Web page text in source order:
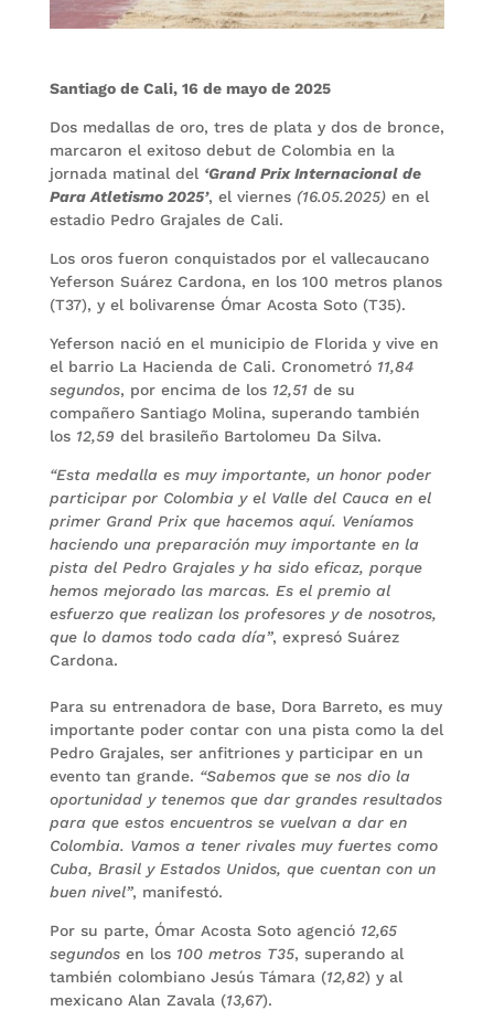
Santiago de Cali, 16 de mayo de 2025
Dos medallas de oro, tres de plata y dos de bronce,
marcaron el exitoso debut de Colombia en la
jornada matinal del ‘Grand Prix Internacional de
Para Atletismo 2025’, el viernes (16.05.2025)en el
estadio Pedro Grajales de Cali.
Los oros fueron conquistados por el vallecaucano
Yeferson Suárez Cardona, en los 100 metros planos
(T37), y el bolivarense Ómar Acosta Soto (T35).
Yeferson nació en el municipio de Florida y vive en
el barrio La Hacienda de Cali. Cronometró 11,84
segundos, por encima de los 12,51de su
compañero Santiago Molina, superando también
los 12,59 del brasileño Bartolomeu Da Silva.
“Esta medalla es muy importante, un honor poder
participar por Colombia y el Valle del Cauca en el
primer Grand Prix que hacemos aquí. Veníamos
haciendo una preparación muy importante en la
pista del Pedro Grajales y ha sido eficaz, porque
hemos mejorado las marcas. Es el premio al
esfuerzo que realizan los profesores y de nosotros,
que lo damos todo cada día”, expresó Suárez
Cardona.
Para su entrenadora de base, Dora Barreto, es muy
importante poder contar con una pista como la del
Pedro Grajales, ser anfitriones y participar en un
evento tan grande. “Sabemos que se nos dio la
oportunidad y tenemos que dar grandes resultados
para que estos encuentros se vuelvan a dar en
Colombia. Vamos a tener rivales muy fuertes como
Cuba, Brasil y Estados Unidos, que cuentan con un
buen nivel”, manifestó.
Por su parte, Ómar Acosta Soto agenció 12,65
segundos en los 100 metros T35, superando al
también colombiano Jesús Támara (12,82) y al
mexicano Alan Zavala (13,67).